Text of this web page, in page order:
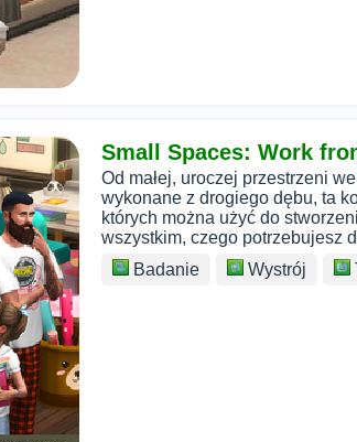
Small Spaces: Work
Od małej, uroczej przestrzeni
wykonane z drogiego dębu, ta
których można użyć do
wszystkim, czego potrzebujesz
Badanie
Wystrój